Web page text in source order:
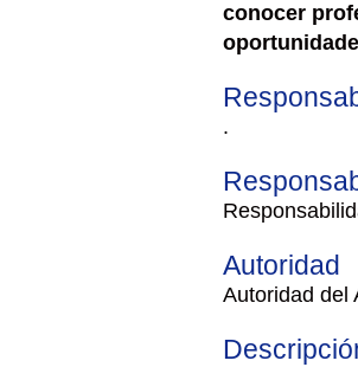
conocer
.
Autoridad
Autoridad del